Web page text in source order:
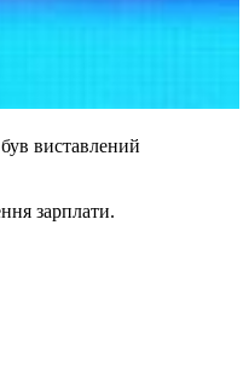
виставлений
зарплати.